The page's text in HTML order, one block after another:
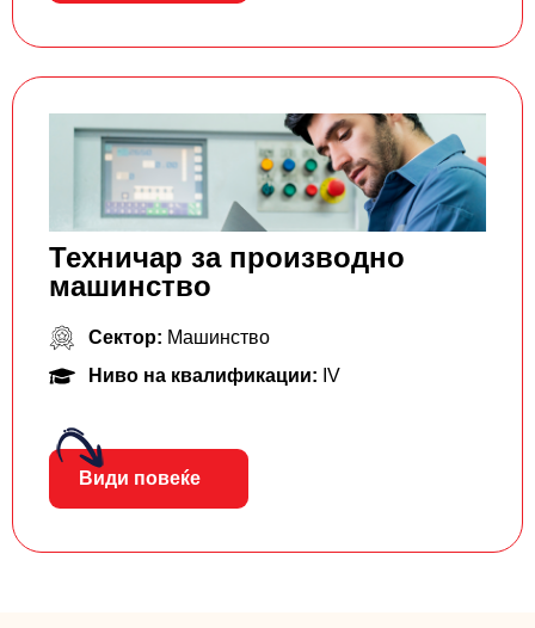
Техничар за производно
машинство
Сектор: Машинство
Ниво на квалификации: IV
Види повеќе